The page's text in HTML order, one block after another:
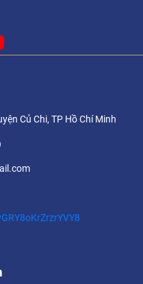
Củ Chi, TP Hồ Chí Minh